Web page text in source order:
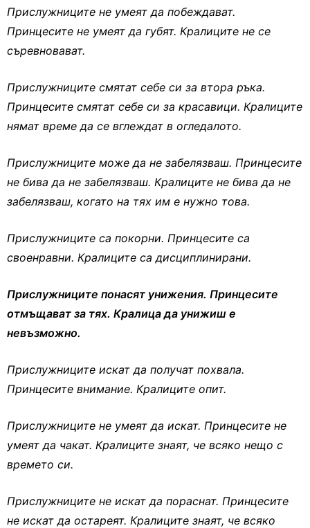
Прислужниците не умеят да побеждават.
Принцесите не умеят да губят. Кралиците не се
съревновават.
Прислужниците смятат себе си за втора ръка.
Принцесите смятат себе си за красавици. Кралиците
нямат време да се вглеждат в огледалото.
Прислужниците може да не забелязваш. Принцесите
не бива да не забелязваш. Кралиците не бива да не
забелязваш, когато на тях им е нужно това.
Прислужниците са покорни. Принцесите са
своенравни. Кралиците са дисциплинирани.
Прислужниците понасят унижения. Принцесите
отмъщават за тях. Кралица да унижиш е
невъзможно.
Прислужниците искат да получат похвала.
Принцесите внимание. Кралиците опит.
Прислужниците не умеят да искат. Принцесите не
умеят да чакат. Кралиците знаят, че всяко нещо с
времето си.
Прислужниците не искат да пораснат. Принцесите
не искат да остареят. Кралиците знаят, че всяко